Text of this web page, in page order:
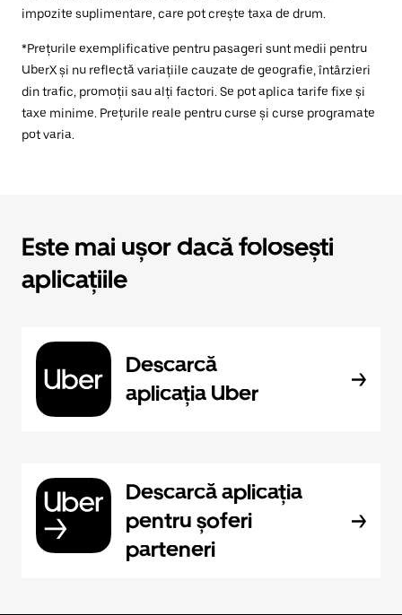
impozite suplimentare, care pot crește taxa de drum.
*Prețurile exemplificative pentru pasageri sunt medii pentru
UberX și nu reflectă variațiile cauzate de geografie, întârzieri
din trafic, promoții sau alți factori. Se pot aplica tarife fixe și
taxe minime. Prețurile reale pentru curse și curse programate
pot varia.
Este mai ușor dacă folosești
aplicațiile
Descarcă
aplicația Uber
Descarcă aplicația
pentru șoferi
parteneri